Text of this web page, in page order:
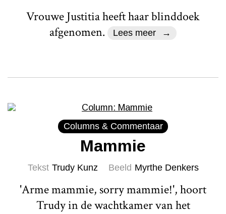
Vrouwe Justitia heeft haar blinddoek
afgenomen.
Lees meer
Columns & Commentaar
Mammie
Tekst Trudy Kunz Beeld Myrthe Denkers
'Arme mammie, sorry mammie!', hoort
Trudy in de wachtkamer van het